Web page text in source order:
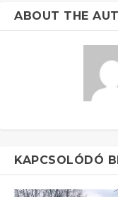
ABOUT THE
KAPCSOLÓDÓ